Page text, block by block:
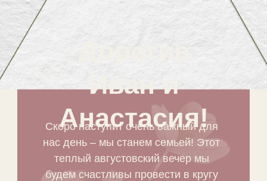
Скоро наступит очень важный для
нас день – мы станем семьей! Этот
теплый августовский вечер мы
будем счастливы провести в кругу
Дорогие
Иван и
Анастасия!